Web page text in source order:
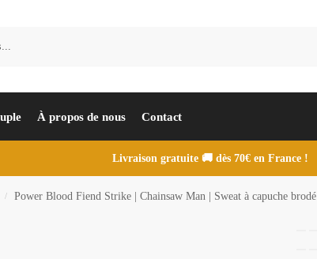
À propos de nous Contact
Livraison gratuite 🚚 dès 70€ en France !
/ Power Blood Fiend Strike | Chainsaw Man | Sweat à capuche brodé